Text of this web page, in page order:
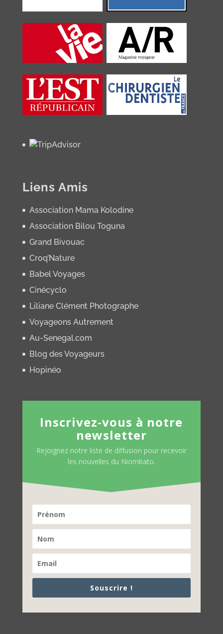
Liens Amis
Association Mama Kolodine
Association Bilou Toguna
Grand Bivouac
Croq’Nature
Babel Voyages
Cinécyclo
Liliane Clément Photographe
Voyageons Autrement
Au-Senegal.com
Blog des Voyageurs
Hopinéo
Inscrivez-vous à notre
newsletter
Rejoignez notre liste de diffusion pour recevoir
les nouvelles du Niombato.
Souscrire !